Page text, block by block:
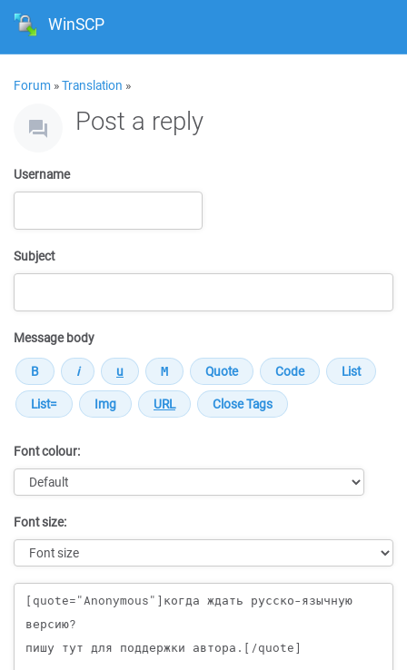
WinSCP
Forum »Translation »
Post a reply
Username
Subject
Message body
Font colour:
Font size:
Message